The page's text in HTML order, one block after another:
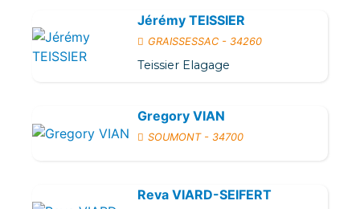
Jérémy TEISSIER
GRAISSESSAC - 34260
Teissier Elagage
Gregory VIAN
SOUMONT - 34700
Reva VIARD-SEIFERT